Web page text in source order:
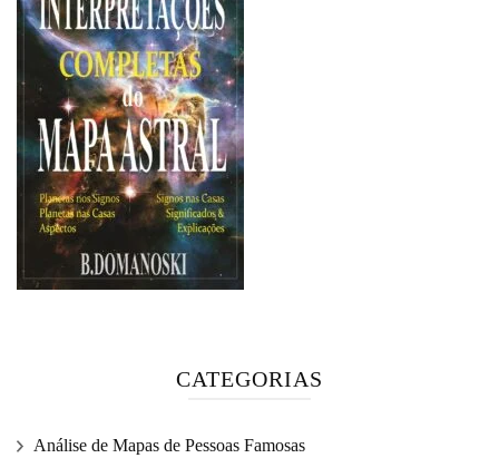
CATEGORIAS
Análise de Mapas de Pessoas Famosas